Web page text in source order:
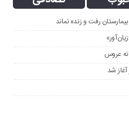
رفت و زنده نماند
عروس
شد